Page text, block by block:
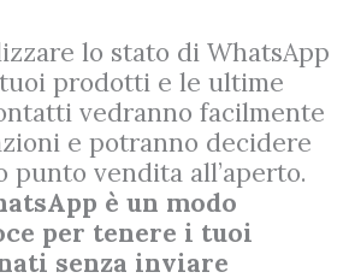
lo stato di WhatsApp
prodotti e le ultime
vedranno facilmente
e potranno decidere
vendita all’aperto.
è un modo
per tenere i tuoi
senza inviare